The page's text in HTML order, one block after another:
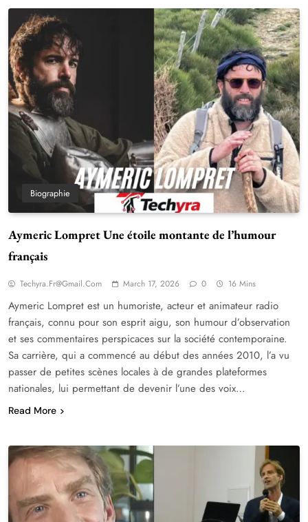
Biographie
Aymeric Lompret Une étoile montante de l’humour
français
Techyra.fr@gmail.com March 17, 2026 0 16 Mins
Aymeric Lompret est un humoriste, acteur et animateur radio
français, connu pour son esprit aigu, son humour d’observation
et ses commentaires perspicaces sur la société contemporaine.
Sa carrière, qui a commencé au début des années 2010, l’a vu
passer de petites scènes locales à de grandes plateformes
nationales, lui permettant de devenir l’une des voix…
Read More